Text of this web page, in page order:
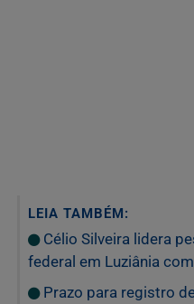
LEIA TAMBÉM:
Célio Silveira lidera
federal em Luziânia
Prazo para registro